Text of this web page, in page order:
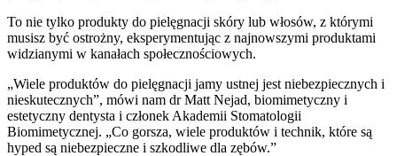
To nie tylko produkty do pielęgnacji skóry lub włosów, z którymi
musisz być ostrożny, eksperymentując z najnowszymi produktami
widzianymi w kanałach społecznościowych.
„Wiele produktów do pielęgnacji jamy ustnej jest niebezpiecznych i
nieskutecznych”, mówi nam dr Matt Nejad, biomimetyczny i
estetyczny dentysta i członek Akademii Stomatologii
Biomimetycznej. „Co gorsza, wiele produktów i technik, które są
hyped są niebezpieczne i szkodliwe dla zębów.”